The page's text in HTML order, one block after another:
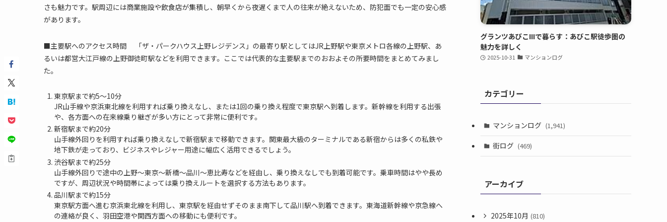
さも魅力です。駅周辺には商業施設や飲食店が集積し、朝早くから夜遅くまで人の往来が絶えないため、防犯面でも一定の安心感
があります。
■主要駅へのアクセス時間 「ザ・パークハウス上野レジデンス」の最寄り駅としてはJR上野駅や東京メトロ各線の上野駅、あ
るいは都営大江戸線の上野御徒町駅などを利用できます。ここでは代表的な主要駅までのおおよその所要時間をまとめてみまし
た。
東京駅まで約5～10分
JR山手線や京浜東北線を利用すれば乗り換えなし、または1回の乗り換え程度で東京駅へ到着します。新幹線を利用する出張
や、各方面への在来線乗り継ぎが多い方にとって非常に便利です。
新宿駅まで約20分
山手線外回りを利用すれば乗り換えなしで新宿駅まで移動できます。関東最大級のターミナルである新宿からは多くの私鉄や
地下鉄が走っており、ビジネスやレジャー用途に幅広く活用できるでしょう。
渋谷駅まで約25分
山手線外回りで途中の上野～東京～新橋～品川～恵比寿などを経由し、乗り換えなしでも到着可能です。乗車時間はやや長め
ですが、周辺状況や時間帯によっては乗り換えルートを選択する方法もあります。
品川駅まで約15分
東京駅方面へ進む京浜東北線を利用し、東京駅を経由せずそのまま南下して品川駅へ到着できます。東海道新幹線や京急線へ
の連絡が良く、羽田空港や関西方面への移動にも便利です。
グランツあびこIIIで暮らす：あびこ駅徒歩圏の
魅力を詳しく
2025-10-31 マンションログ
カテゴリー
マンションログ (1,941)
街ログ (469)
アーカイブ
2025年10月 (810)